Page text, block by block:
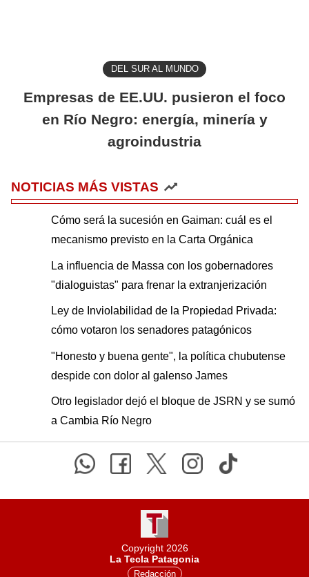
DEL SUR AL MUNDO
Empresas de EE.UU. pusieron el foco
en Río Negro: energía, minería y
agroindustria
NOTICIAS MÁS VISTAS
Cómo será la sucesión en Gaiman: cuál es el
mecanismo previsto en la Carta Orgánica
La influencia de Massa con los gobernadores
"dialoguistas" para frenar la extranjerización
Ley de Inviolabilidad de la Propiedad Privada:
cómo votaron los senadores patagónicos
"Honesto y buena gente", la política chubutense
despide con dolor al galenso James
Otro legislador dejó el bloque de JSRN y se sumó
a Cambia Río Negro
Copyright 2026
La Tecla Patagonia
Redacción